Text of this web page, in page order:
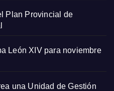
Plan Provincial de
León XIV para noviembre
una Unidad de Gestión